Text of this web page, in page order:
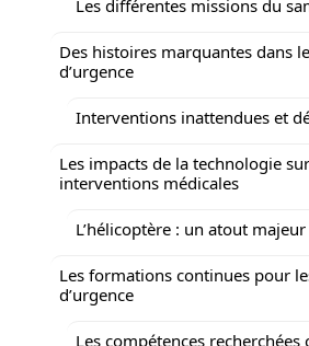
Les différentes missions du
Des histoires marquantes dans
d’urgence
Interventions inattendues et
Les impacts de la technologie
interventions médicales
L’hélicoptère : un atout
Les formations continues pour
d’urgence
Les compétences recherchées